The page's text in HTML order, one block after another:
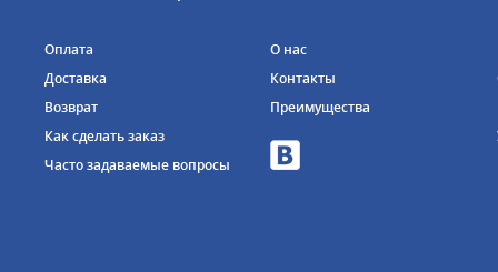
Оплата
Доставка
Возврат
Как сделать заказ
Часто задаваемые вопросы
О нас
Контакты
Преимущества